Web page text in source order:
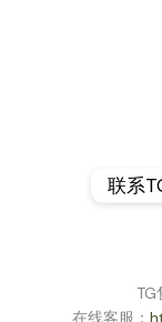
TG
在线客服：
联系